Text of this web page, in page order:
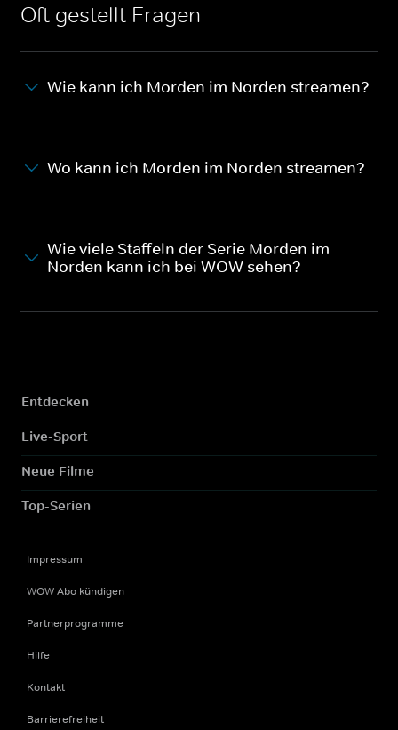
Oft gestellt Fragen
Wie kann ich Morden im Norden streamen?
Wo kann ich Morden im Norden streamen?
Wie viele Staffeln der Serie Morden im
Norden kann ich bei WOW sehen?
Entdecken
Live-Sport
Neue Filme
Top-Serien
Impressum
WOW Abo kündigen
Partnerprogramme
Hilfe
Kontakt
Barrierefreiheit